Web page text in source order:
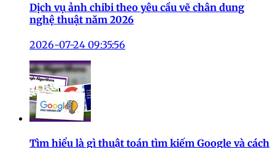
Dịch vụ ảnh chibi theo yêu cầu vẽ chân dung
nghệ thuật năm 2026
2026-07-24 09:35:56
Tìm hiểu là gì thuật toán tìm kiếm Google và cách